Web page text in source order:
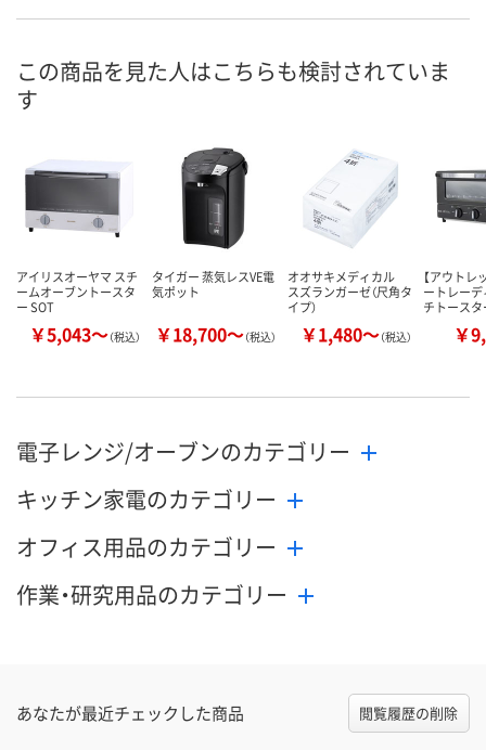
この商品を見た人はこちらも検討されていま
す
アイリスオーヤマ スチ
ームオーブントースタ
ー SOT
￥5,043～（税込）
タイガー 蒸気レスVE電
気ポット
￥18,700～（税込）
オオサキメディカル
スズランガーゼ（尺角タ
イプ）
￥1,480～（税込）
【アウトレ
ートレー
チトース
￥
電子レンジ/オーブンのカテゴリー
キッチン家電のカテゴリー
オフィス用品のカテゴリー
作業・研究用品のカテゴリー
あなたが最近チェックした商品 閲覧履歴の削除